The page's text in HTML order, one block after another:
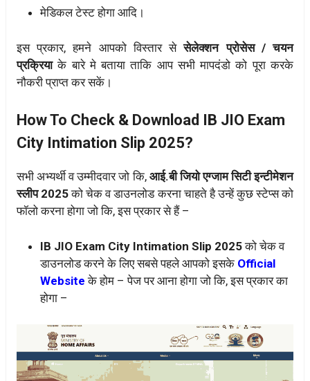
मेडिकल टेस्ट होगा आदि।
इस प्रकार, हमने आपको विस्तार सेसेलेक्शन प्रोसेस / चयन
प्रक्रियाके बारे मे बताया ताकि आप सभी मापदंडो को पूरा करके
नौकरी प्राप्त कर सकें।
How To Check & Download IB JIO Exam
City Intimation Slip 2025?
सभी अभ्यर्थी व उम्मीदवार जो कि, आई.बी जियो एग्जाम सिटी इन्टीमेशन
स्लीप 2025को चेक व डाउनलोड करना चाहते है उन्हें कुछ स्टेप्स को
फॉलो करना होगा जो कि, इस प्रकार से हैं –
IB JIO Exam City Intimation Slip 2025को चेक व
डाउनलोड करने के लिए सबसे पहले आपको इसके Official
Website के होम – पेज पर आना होगा जो कि, इस प्रकार का
होगा –